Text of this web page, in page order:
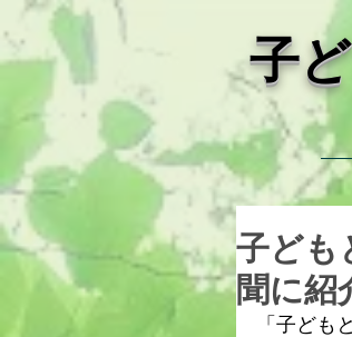
子
子ども
聞に紹
「子ども